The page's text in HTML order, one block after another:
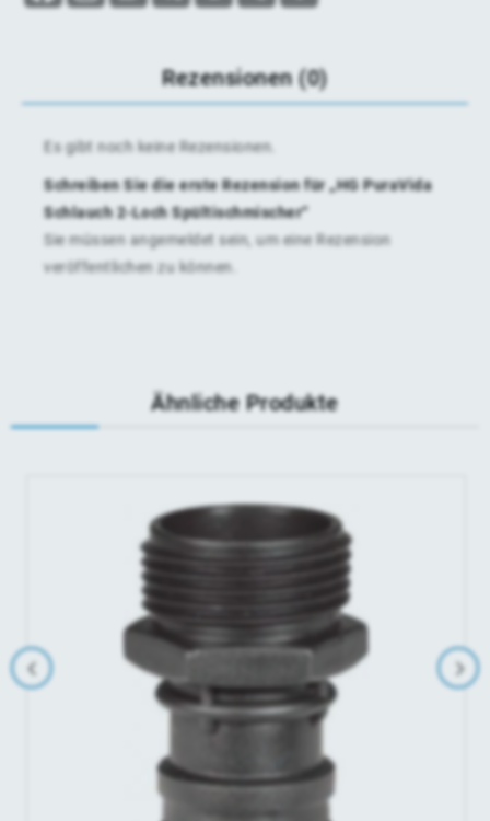
Rezensionen (0)
Es gibt noch keine Rezensionen.
Schreiben Sie die erste Rezension für „HG PuraVida
Schlauch 2-Loch Spültischmischer“
Sie müssen angemeldet sein, um eine Rezension
veröffentlichen zu können.
Ähnliche Produkte